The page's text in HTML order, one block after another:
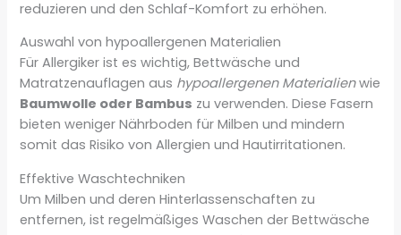
reduzieren und den Schlaf-Komfort zu erhöhen.
Auswahl von hypoallergenen Materialien
Für Allergiker ist es wichtig, Bettwäsche und
Matratzenauflagen aus hypoallergenen Materialienwie
Baumwolle oder Bambus zu verwenden. Diese Fasern
bieten weniger Nährboden für Milben und mindern
somit das Risiko von Allergien und Hautirritationen.
Effektive Waschtechniken
Um Milben und deren Hinterlassenschaften zu
entfernen, ist regelmäßiges Waschen der Bettwäsche